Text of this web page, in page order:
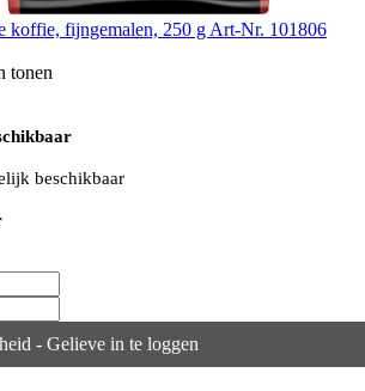
koffie, fijngemalen, 250 g Art-Nr. 101806
tonen
beschikbaar
- Gelieve in te loggen